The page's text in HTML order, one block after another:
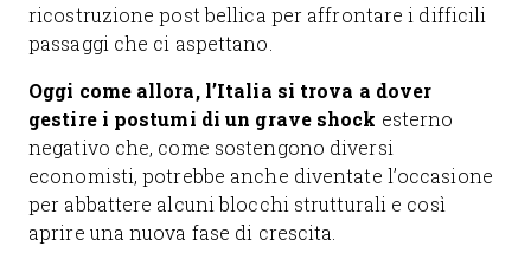
ricostruzione post bellica per affrontare i difficili
passaggi che ci aspettano.
Oggi come allora, l’Italia si trova a dover
gestire i postumi di un grave shock esterno
negativo che, come sostengono diversi
economisti, potrebbe anche diventate l’occasione
per abbattere alcuni blocchi strutturali e così
aprire una nuova fase di crescita.